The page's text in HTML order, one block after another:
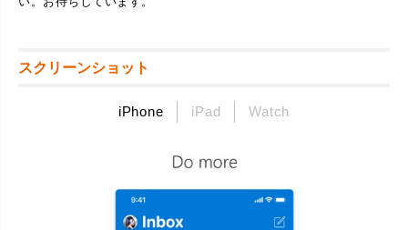
スクリーンショット
iPhone iPad Watch